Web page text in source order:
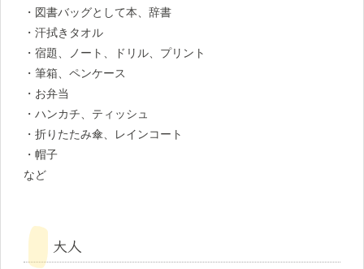
・図書バッグとして本、辞書
・汗拭きタオル
・宿題、ノート、ドリル、プリント
・筆箱、ペンケース
・お弁当
・ハンカチ、ティッシュ
・折りたたみ傘、レインコート
・帽子
など
大人